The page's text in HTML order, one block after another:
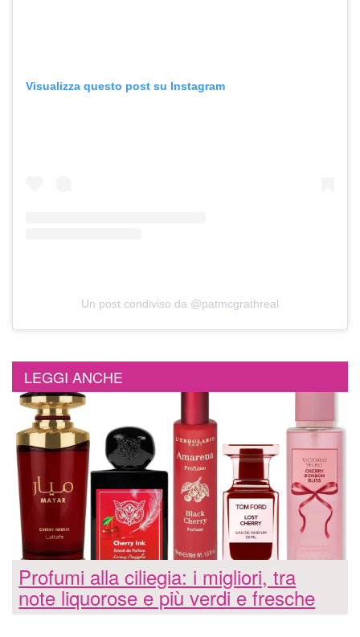
Visualizza questo post su Instagram
Un post condiviso da @patmcgrathreal
LEGGI ANCHE
Profumi alla ciliegia: i migliori, tra
note liquorose e più verdi e fresche